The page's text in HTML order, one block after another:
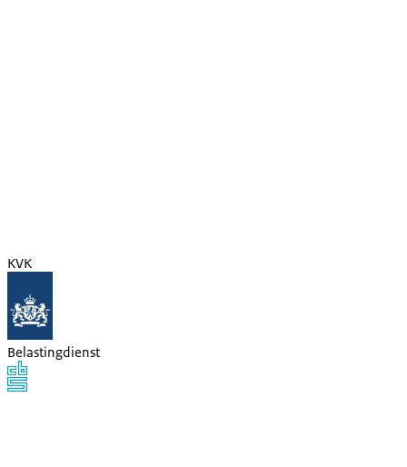
KVK
Belastingdienst